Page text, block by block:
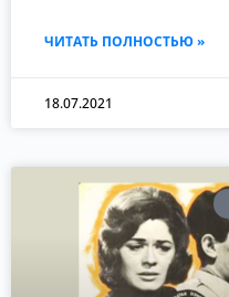
ЧИТАТЬ ПОЛНОСТЬЮ »
18.07.2021